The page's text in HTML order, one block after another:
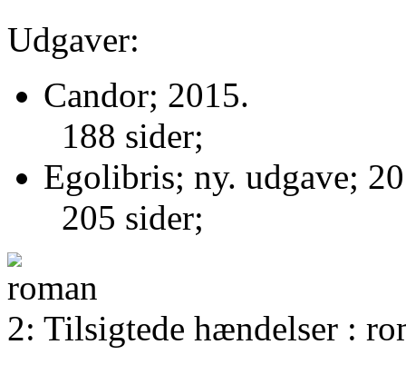
Udgaver:
Candor; 2015.
188 sider;
Egolibris; ny. udgave;
205 sider;
2: Tilsigtede hændelser :